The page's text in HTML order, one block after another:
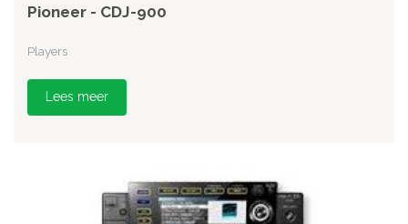
Pioneer - CDJ-900
Players
Lees meer